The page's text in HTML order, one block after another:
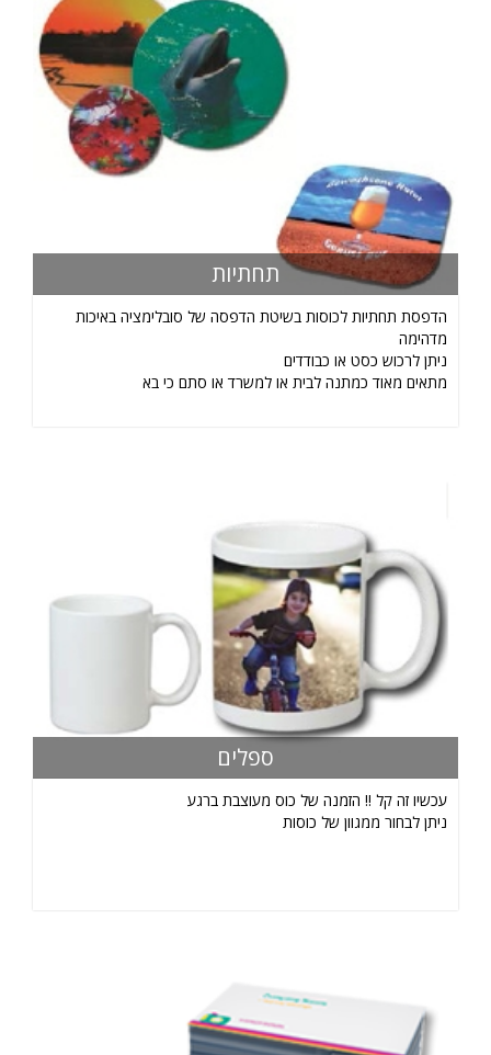
תחתיות
הדפסת תחתיות לכוסות בשיטת הדפסה של סובלימציה באיכות
מדהימה
ניתן לרכוש כסט או כבודדים
מתאים מאוד כמתנה לבית או למשרד או סתם כי בא
ספלים
עכשיו זה קל !! הזמנה של כוס מעוצבת ברגע
ניתן לבחור ממגוון של כוסות